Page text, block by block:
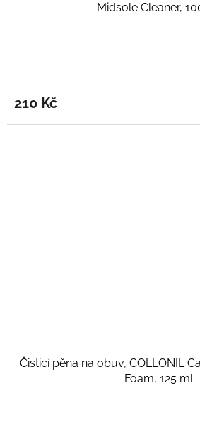
Midsole Cleaner,
210 Kč
Čisticí pěna na obuv, COLLONIL
Foam, 125 ml